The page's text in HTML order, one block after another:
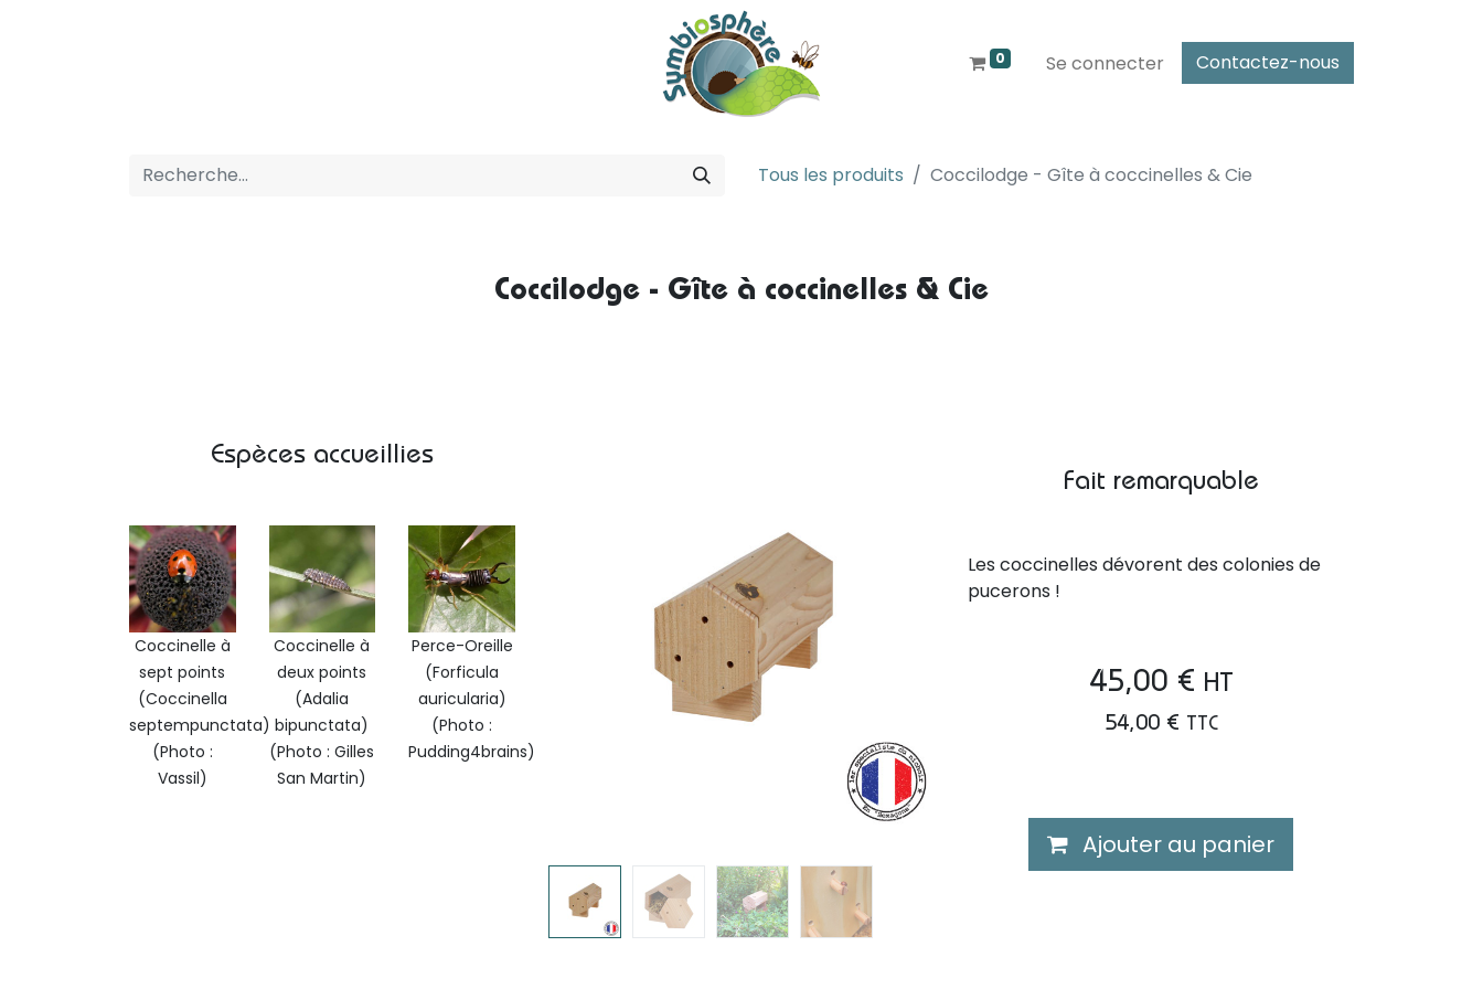
0 Se connecter Contactez-nous
NOTICES
Tous les produits Coccilodge - Gîte à coccinelles & Cie
Coccilodge - Gîte à coccinelles & Cie
Espèces accueillies
Coccinelle à
sept points
(Coccinella
septempunctata)
(Photo :
Vassil)
Coccinelle à
deux points
(Adalia
bipunctata)
(Photo : Gilles
San Martin)
Perce-Oreille
(Forficula
auricularia)
(Photo :
Pudding4brains)
Fait remarquable
Les coccinelles dévorent des colonies de
pucerons !
45,00 € HT
54,00€ TTC
Ajouter au panier